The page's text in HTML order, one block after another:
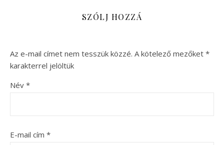
SZÓLJ HOZZÁ
Az e-mail címet nem tesszük közzé. A kötelező mezőket *
karakterrel jelöltük
Név *
E-mail cím *